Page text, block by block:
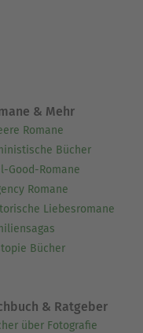
& Mehr
Romane
Bücher
Good-Romane
Romane
Liebesromane
Bücher
& Ratgeber
über Fotografie